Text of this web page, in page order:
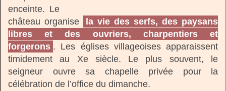
enceinte. Le
château organise
la vie des serfs, des paysans
libres et des ouvriers, charpentiers et
forgerons . Les églises villageoises apparaissent
timidement au Xe siècle. Le plus souvent, le
seigneur ouvre sa chapelle privée pour la
célébration de l’office du dimanche.